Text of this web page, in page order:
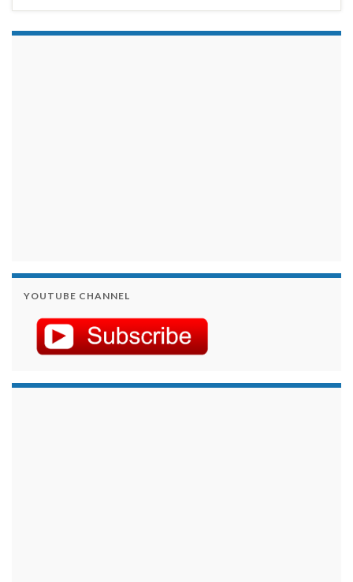
YOUTUBE CHANNEL